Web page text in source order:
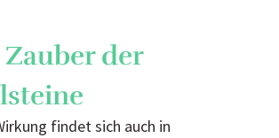
der
findet sich auch in